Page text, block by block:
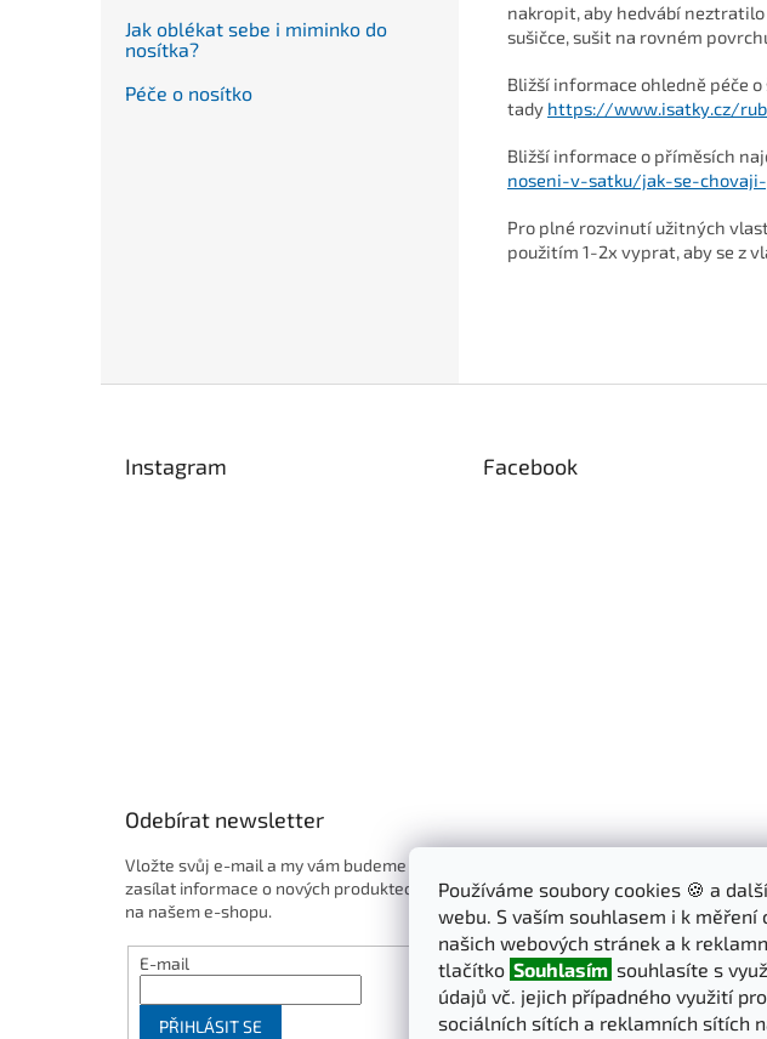
Používáme soubory cookies 🍪 a
webu. S vaším souhlasem i k měření
našich webových stránek a k
tlačítko Souhlasím souhlasíte s
údajů vč. jejich případného využití
sociálních sítích a reklamních sítích
Jak oblékat sebe i miminko do
nosítka?
Péče o nosítko
nakropit, aby hedvábí
sušičce, sušit na rovném
Bližší informace ohledně péče
tady https://www.isatky.cz/
Bližší informace o příměsích
noseni-v-satku/jak-se-
Pro plné rozvinutí užitných
použitím 1-2x vyprat, aby se z
Instagram Facebook
Odebírat newsletter
Vložte svůj e-mail a my vám budeme
zasílat informace o nových produktech
na našem e-shopu.
E-mail
PŘIHLÁSIT SE